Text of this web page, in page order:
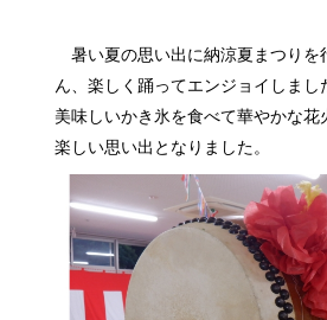
暑い夏の思い出に納涼夏まつりを
ん、楽しく踊ってエンジョイしまし
美味しいかき氷を食べて華やかな花
楽しい思い出となりました。